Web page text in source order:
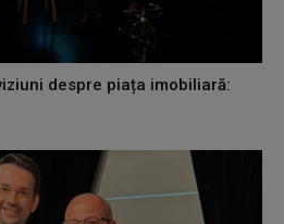
despre piața imobiliară: